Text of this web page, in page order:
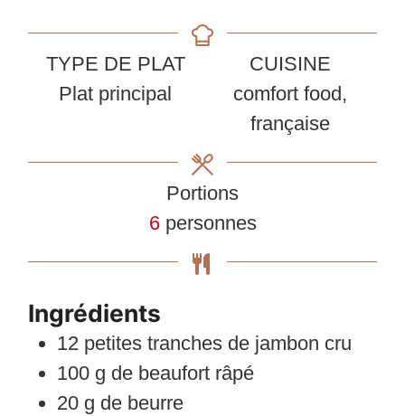
TYPE DE PLAT
Plat principal
CUISINE
comfort food,
française
Portions
6 personnes
Ingrédients
12 petites tranches de jambon cru
100 g de beaufort râpé
20 g de beurre